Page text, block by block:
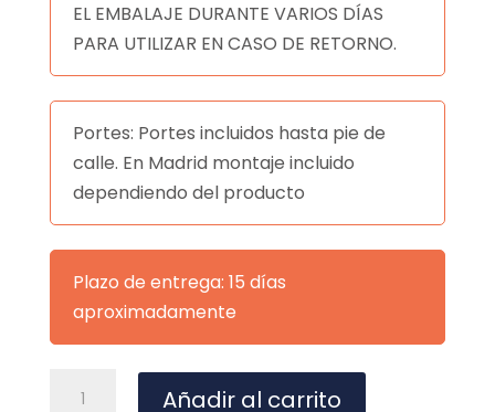
EL EMBALAJE DURANTE VARIOS DÍAS
PARA UTILIZAR EN CASO DE RETORNO.
Portes: Portes incluidos hasta pie de
calle. En Madrid montaje incluido
dependiendo del producto
Plazo de entrega: 15 días
aproximadamente
Añadir al carrito